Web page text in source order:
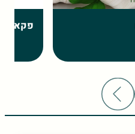
פקאן – 10 יתרונות בריאותיים